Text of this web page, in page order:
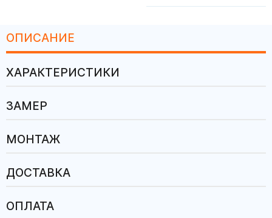
ОПИСАНИЕ
ХАРАКТЕРИСТИКИ
ЗАМЕР
МОНТАЖ
ДОСТАВКА
ОПЛАТА